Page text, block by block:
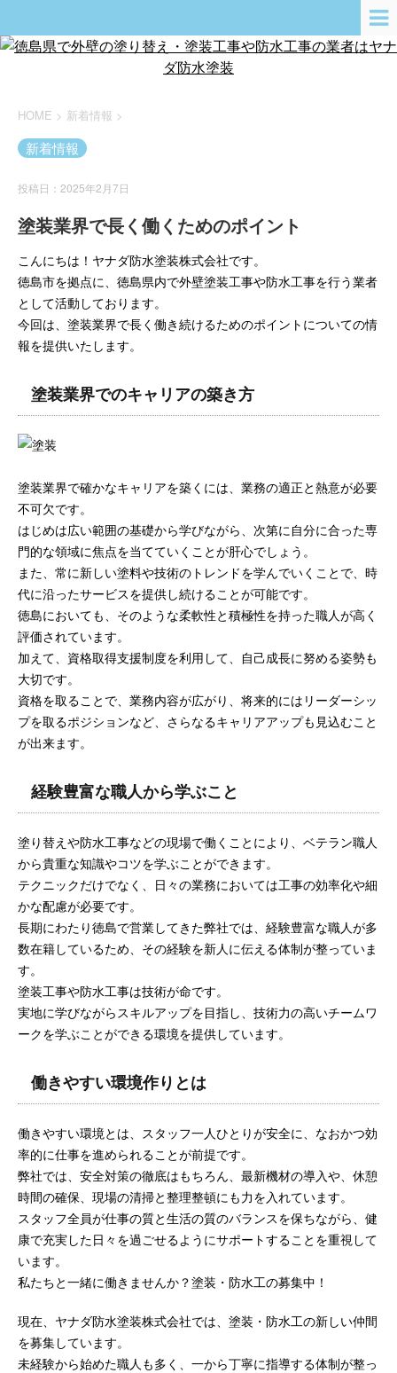
HOME > 新着情報 >
新着情報
投稿日：2025年2月7日
塗装業界で長く働くためのポイント
こんにちは！ヤナダ防水塗装株式会社です。
徳島市を拠点に、徳島県内で外壁塗装工事や防水工事を行う業者
として活動しております。
今回は、塗装業界で長く働き続けるためのポイントについての情
報を提供いたします。
塗装業界でのキャリアの築き方
塗装業界で確かなキャリアを築くには、業務の適正と熱意が必要
不可欠です。
はじめは広い範囲の基礎から学びながら、次第に自分に合った専
門的な領域に焦点を当てていくことが肝心でしょう。
また、常に新しい塗料や技術のトレンドを学んでいくことで、時
代に沿ったサービスを提供し続けることが可能です。
徳島においても、そのような柔軟性と積極性を持った職人が高く
評価されています。
加えて、資格取得支援制度を利用して、自己成長に努める姿勢も
大切です。
資格を取ることで、業務内容が広がり、将来的にはリーダーシッ
プを取るポジションなど、さらなるキャリアアップも見込むこと
が出来ます。
経験豊富な職人から学ぶこと
塗り替えや防水工事などの現場で働くことにより、ベテラン職人
から貴重な知識やコツを学ぶことができます。
テクニックだけでなく、日々の業務においては工事の効率化や細
かな配慮が必要です。
長期にわたり徳島で営業してきた弊社では、経験豊富な職人が多
数在籍しているため、その経験を新人に伝える体制が整っていま
す。
塗装工事や防水工事は技術が命です。
実地に学びながらスキルアップを目指し、技術力の高いチームワ
ークを学ぶことができる環境を提供しています。
働きやすい環境作りとは
働きやすい環境とは、スタッフ一人ひとりが安全に、なおかつ効
率的に仕事を進められることが前提です。
弊社では、安全対策の徹底はもちろん、最新機材の導入や、休憩
時間の確保、現場の清掃と整理整頓にも力を入れています。
スタッフ全員が仕事の質と生活の質のバランスを保ちながら、健
康で充実した日々を過ごせるようにサポートすることを重視して
います。
私たちと一緒に働きませんか？塗装・防水工の募集中！
現在、ヤナダ防水塗装株式会社では、塗装・防水工の新しい仲間
を募集しています。
未経験から始めた職人も多く、一から丁寧に指導する体制が整っ